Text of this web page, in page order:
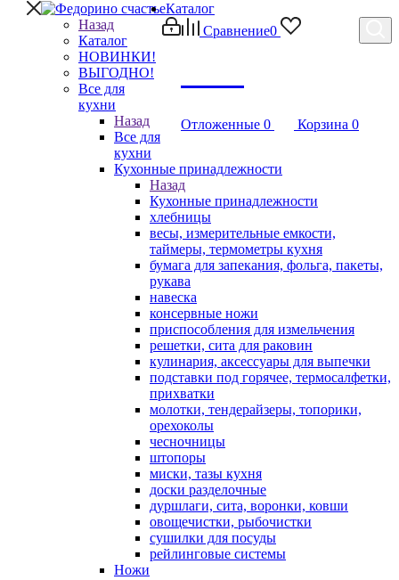
Сравнение0
Отложенные 0 Корзина 0
Каталог
Назад
Каталог
НОВИНКИ!
ВЫГОДНО!
Все для
кухни
Назад
Все для
кухни
Кухонные принадлежности
Назад
Кухонные принадлежности
хлебницы
весы, измерительные емкости,
таймеры, термометры кухня
бумага для запекания, фольга, пакеты,
рукава
навеска
консервные ножи
приспособления для измельчения
решетки, сита для раковин
кулинария, аксессуары для выпечки
подставки под горячее, термосалфетки,
прихватки
молотки, тендерайзеры, топорики,
орехоколы
чесночницы
штопоры
миски, тазы кухня
доски разделочные
дуршлаги, сита, воронки, ковши
овощечистки, рыбочистки
сушилки для посуды
рейлинговые системы
Ножи